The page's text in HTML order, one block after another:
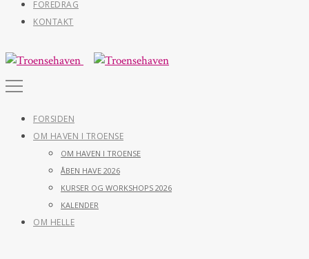
FOREDRAG
KONTAKT
FORSIDEN
OM HAVEN I TROENSE
OM HAVEN I TROENSE
ÅBEN HAVE 2026
KURSER OG WORKSHOPS 2026
KALENDER
OM HELLE